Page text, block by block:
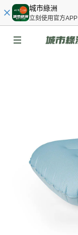
城市綠洲
立刻使用官方APP